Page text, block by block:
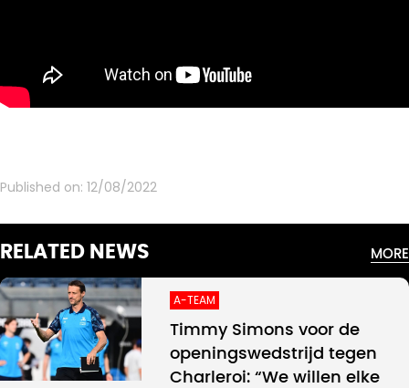
Published on: 12/08/2022
RELATED NEWS MORE
A-TEAM
Timmy Simons voor de
openingswedstrijd tegen
Charleroi: “We willen elke